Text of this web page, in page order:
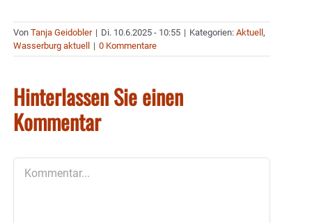
Von Tanja Geidobler | Di. 10.6.2025 - 10:55 | Kategorien: Aktuell ,
Wasserburg aktuell
| 0 Kommentare
Hinterlassen Sie einen
Kommentar